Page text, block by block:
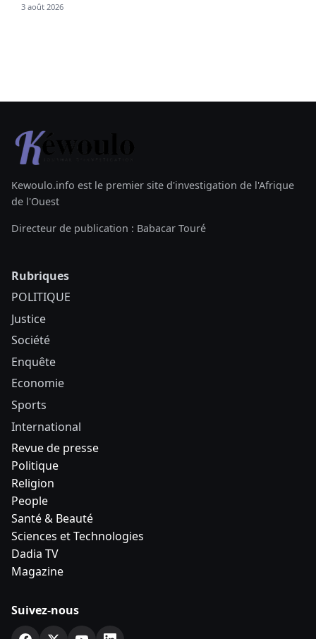
3 août 2026
Kewoulo.info est le premier site d'investigation de l'Afrique
de l'Ouest
Directeur de publication : Babacar Touré
Rubriques
POLITIQUE
Justice
Société
Enquête
Economie
Sports
International
Revue de presse
Politique
Religion
People
Santé & Beauté
Sciences et Technologies
Dadia TV
Magazine
Suivez-nous